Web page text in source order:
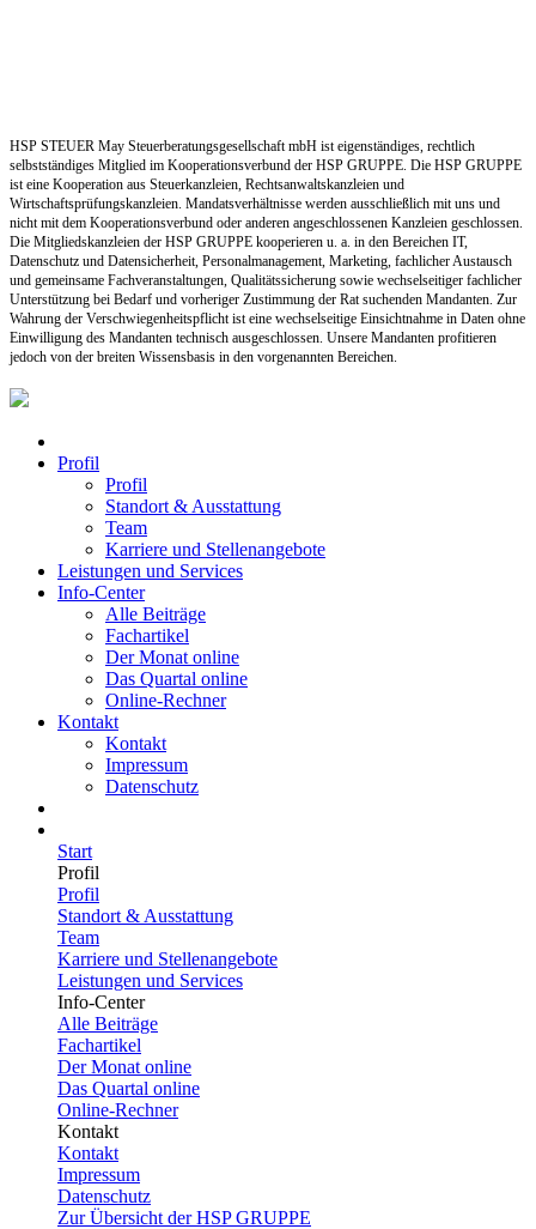
HSP STEUER May Steuerberatungsgesellschaft mbH ist eigenständiges, rechtlich
selbstständiges Mitglied im Kooperationsverbund der HSP GRUPPE. Die HSP GRUPPE
ist eine Kooperation aus Steuerkanzleien, Rechtsanwaltskanzleien und
Wirtschaftsprüfungskanzleien. Mandatsverhältnisse werden ausschließlich mit uns und
nicht mit dem Kooperationsverbund oder anderen angeschlossenen Kanzleien geschlossen.
Die Mitgliedskanzleien der HSP GRUPPE kooperieren u. a. in den Bereichen IT,
Datenschutz und Datensicherheit, Personalmanagement, Marketing, fachlicher Austausch
und gemeinsame Fachveranstaltungen, Qualitätssicherung sowie wechselseitiger fachlicher
Unterstützung bei Bedarf und vorheriger Zustimmung der Rat suchenden Mandanten. Zur
Wahrung der Verschwiegenheitspflicht ist eine wechselseitige Einsichtnahme in Daten ohne
Einwilligung des Mandanten technisch ausgeschlossen. Unsere Mandanten profitieren
jedoch von der breiten Wissensbasis in den vorgenannten Bereichen.
Profil
Profil
Standort & Ausstattung
Team
Karriere und Stellenangebote
Leistungen und Services
Info-Center
Alle Beiträge
Fachartikel
Der Monat online
Das Quartal online
Online-Rechner
Kontakt
Kontakt
Impressum
Datenschutz
Start
Profil
Profil
Standort & Ausstattung
Team
Karriere und Stellenangebote
Leistungen und Services
Info-Center
Alle Beiträge
Fachartikel
Der Monat online
Das Quartal online
Online-Rechner
Kontakt
Kontakt
Impressum
Datenschutz
Zur Übersicht der HSP GRUPPE